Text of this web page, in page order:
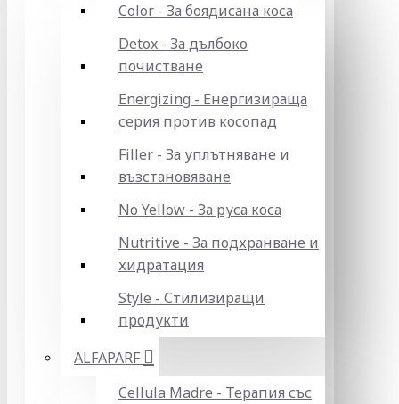
Color - За боядисана коса
Detox - За дълбоко
почистване
Energizing - Енергизираща
серия против косопад
Filler - За уплътняване и
възстановяване
No Yellow - За руса коса
Nutritive - За подхранване и
хидратация
Style - Стилизиращи
продукти
ALFAPARF
Cellula Madre - Терапия със